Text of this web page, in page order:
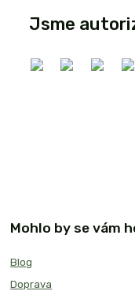
Jsme
Mohlo by se vám
Blog
Doprava